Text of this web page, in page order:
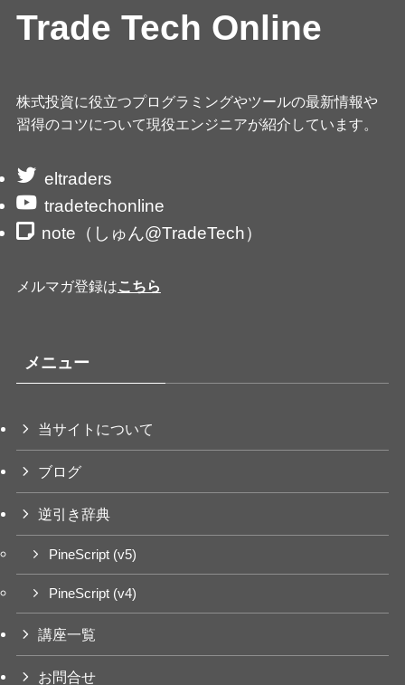
Trade Tech Online
株式投資に役立つプログラミングやツールの最新情報や
習得のコツについて現役エンジニアが紹介しています。
eltraders
tradetechonline
note（しゅん@TradeTech）
メルマガ登録はこちら
メニュー
当サイトについて
ブログ
逆引き辞典
PineScript (v5)
PineScript (v4)
講座一覧
お問合せ